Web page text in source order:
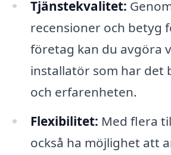
Tjänstekvalitet:
recensioner och betyg
företag kan du avgöra
installatör som har det
och erfarenheten.
Flexibilitet: Med flera
också ha möjlighet att